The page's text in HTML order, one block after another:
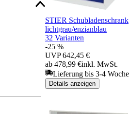
STIER Schubladenschrank
lichtgrau/enzianblau
32 Varianten
-25 %
UVP 642,45 €
ab 478,99 €inkl. MwSt.
Lieferung bis 3-4
Details anzeigen